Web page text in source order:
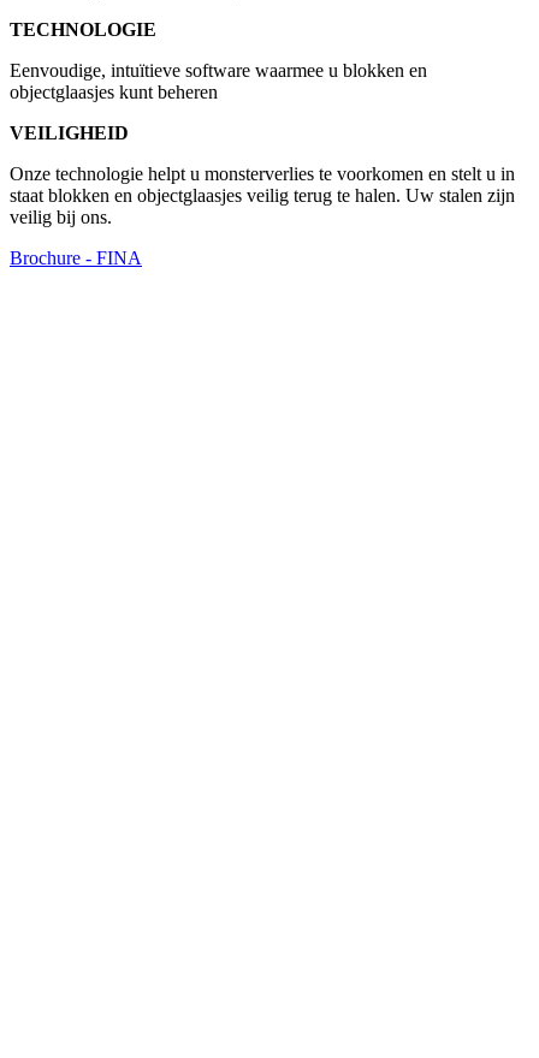
TECHNOLOGIE
Eenvoudige, intuïtieve software waarmee u blokken en
objectglaasjes kunt beheren
VEILIGHEID
Onze technologie helpt u monsterverlies te voorkomen en stelt u in
staat blokken en objectglaasjes veilig terug te halen. Uw stalen zijn
veilig bij ons.
Brochure - FINA